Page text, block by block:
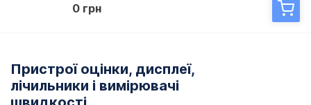
0 грн
Пристрої оцінки, дисплеї,
лічильники і вимірювачі